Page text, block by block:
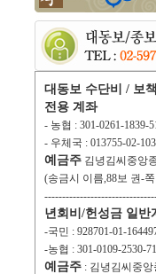
대동보 수단비 / 보
전용 계좌
- 농협 : 301-0261-1839-
- 우체국 : 013755-02-
예금주 김녕김씨중앙
(송금시 이름,88보 권-
년회비/헌성금 일반
-국민 : 928701-01-
-농협 : 301-0109-2530-71
예금주 : 김녕김씨중앙